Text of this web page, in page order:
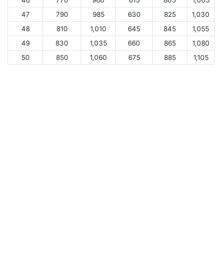
47
790 985 630 825
1,030
48
810 1,010 645 845
1,055
49
830 1,035 660 865
1,080
50
850 1,060 675 885 1,105